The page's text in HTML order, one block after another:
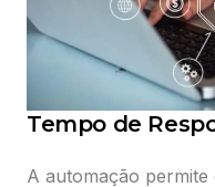
Tempo de
A automação permite